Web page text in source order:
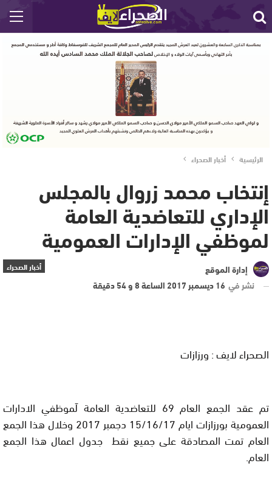
الرئيسية أخبار الصحراء
إنتخاب محمد زروال بالمجلس
الإداري للتعاضدية العامة
لموظفي الإدارات العمومية
أخبار الصحراء
إدارة الموقع
نشر في 16 ديسمبر 2017 الساعة 8 و 54 دقيقة
الصحراء لايف : ورزازات
تم عقد الجمع العام 69 للتعاضديۃ العامۃ لَموظفي الادارات
العموميۃ بورزازات ايام 15/16/17 دجمبر 2017 وخلال هذا الجمع
العام تمت المصادقۃ علی جميع نقط جدول اعمال هذا الجمع
العام.